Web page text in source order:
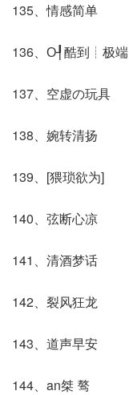
135、情感简单
136、О┦酷到┊极端
137、空虚の玩具
138、婉转清扬
139、[猥琐欲为]
140、弦断心凉
141、清酒梦话
142、裂风狂龙
143、道声早安
144、an桀 骜